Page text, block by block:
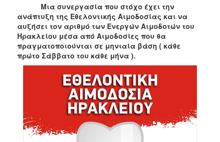
2010
2006
ΑΝΘΕΚΤΙΚΗ
Μια συνεργασία που στόχο έχει την
ανάπτυξη της Εθελοντικής Αιμοδοσίας και να
αυξήσει τον αριθμό των Ενεργών Αιμοδοτών του
Ηρακλείου μέσα από Αιμοδοσίες που θα
πραγματοποιούνται σε μηνιαία βάση ( κάθε
πρώτο Σάββατο του κάθε μήνα ).